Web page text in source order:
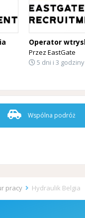
Przez EastGate
5 dni i 3 godziny
Wspólna podróż
pracy Hydraulik Belgia